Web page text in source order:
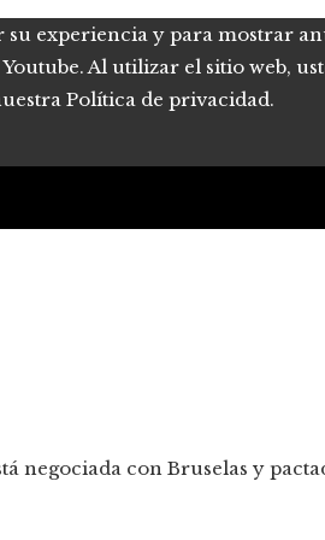
experiencia y para mostrar
Al utilizar el sitio web,
Política de privacidad.
negociada con Bruselas y